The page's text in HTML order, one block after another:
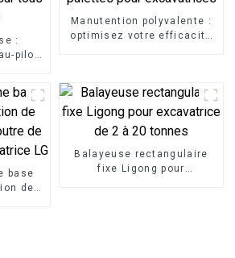
:
pilon
tous
Manutention polyvalente :
optimisez votre efficacité
base
de
Balayeuse rectangulaire
fixe Ligong pour